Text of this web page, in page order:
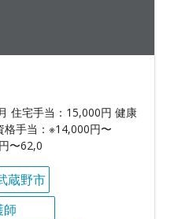
住宅手当：15,000円 健康
手当：※14,000円〜
〜62,0
蔵野市
師